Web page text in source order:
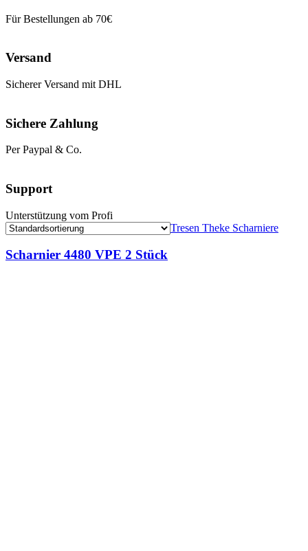
Für Bestellungen ab 70€
Versand
Sicherer Versand mit DHL
Sichere Zahlung
Per Paypal & Co.
Support
Unterstützung vom Profi
Tresen Theke Scharniere
Scharnier 4480 VPE 2 Stück